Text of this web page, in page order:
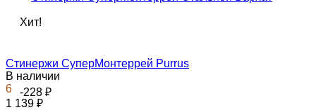
Хит!
-228 ₽
Стинержи СуперМонтеррей Purrus
В наличии
6
1 139 ₽